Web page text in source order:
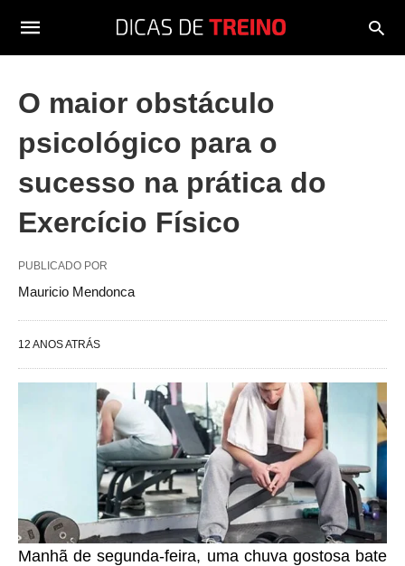
O maior obstáculo
psicológico para o
sucesso na prática do
Exercício Físico
PUBLICADO POR
Mauricio Mendonca
12 ANOS ATRÁS
Manhã de segunda-feira, uma chuva gostosa bate